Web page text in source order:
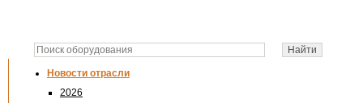
Новости отрасли
2026